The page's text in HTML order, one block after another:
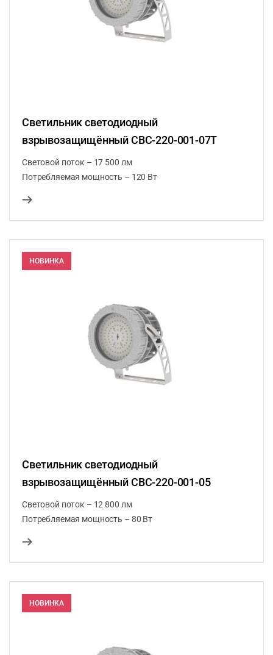
Светильник светодиодный
взрывозащищённый СВС-220-001-07Т
Световой поток – 17 500 лм
Потребляемая мощность – 120 Вт
НОВИНКА
Светильник светодиодный
взрывозащищённый СВС-220-001-05
Световой поток – 12 800 лм
Потребляемая мощность – 80 Вт
НОВИНКА